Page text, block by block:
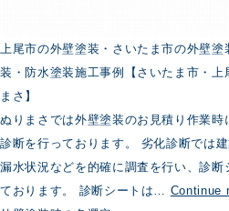
上尾市の外壁塗装・さいたま市の外壁
装・防水塗装施工事例【さいたま市・
まさ】
ぬりまさでは外壁塗装のお見積り作業
診断を行っております。 劣化診断では
漏水状況などを的確に調査を行い、診
ております。 診断シートは… Continue